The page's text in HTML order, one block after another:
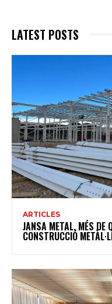
LATEST POSTS
ARTICLES
JANSA METAL, MÉS DE
CONSTRUCCIÓ